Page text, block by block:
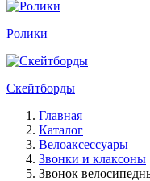
Ролики
Скейтборды
Главная
Каталог
Велоаксессуары
Звонки и клаксоны
Звонок